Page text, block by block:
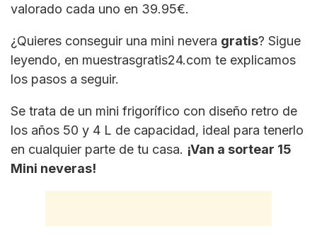
valorado cada uno en 39.95€.
¿Quieres conseguir una mini nevera gratis? Sigue
leyendo, en muestrasgratis24.com te explicamos
los pasos a seguir.
Se trata de un mini frigorífico con diseño retro de
los años 50 y 4 L de capacidad, ideal para tenerlo
en cualquier parte de tu casa. ¡Van a sortear 15
Mini neveras!